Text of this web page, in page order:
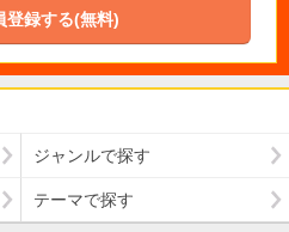
登録する(無料)
ジャンルで探す
テーマで探す